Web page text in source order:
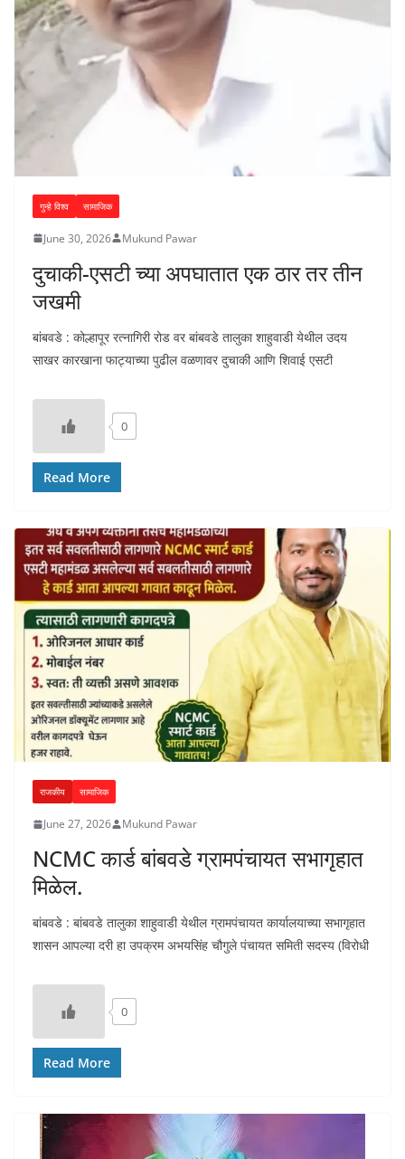
गुन्हे विश्व सामाजिक
June 30, 2026 Mukund Pawar
दुचाकी-एसटी च्या अपघातात एक ठार तर तीन
जखमी
बांबवडे : कोल्हापूर रत्नागिरी रोड वर बांबवडे तालुका शाहुवाडी येथील उदय
साखर कारखाना फाट्याच्या पुढील वळणावर दुचाकी आणि शिवाई एसटी
0
Read More
राजकीय सामाजिक
June 27, 2026 Mukund Pawar
NCMC कार्ड बांबवडे ग्रामपंचायत सभागृहात
मिळेल.
बांबवडे : बांबवडे तालुका शाहुवाडी येथील ग्रामपंचायत कार्यालयाच्या सभागृहात
शासन आपल्या दरी हा उपक्रम अभयसिंह चौगुले पंचायत समिती सदस्य (विरोधी
0
Read More